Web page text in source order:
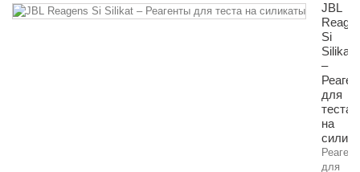
JBL
Si
Silikat
–
для
теста
на
для